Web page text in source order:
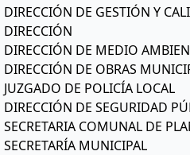
DIRECCIÓN DE GESTIÓN Y
DIRECCIÓN
DIRECCIÓN DE MEDIO
DIRECCIÓN DE OBRAS
JUZGADO DE POLICÍA LOCAL
DIRECCIÓN DE SEGURIDAD
SECRETARIA COMUNAL DE
SECRETARÍA MUNICIPAL